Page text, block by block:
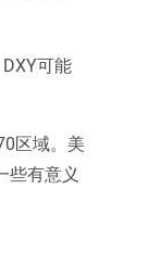
可能
区域。美
些有意义